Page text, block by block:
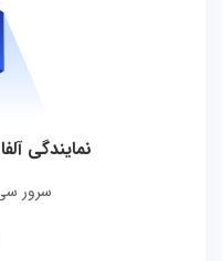
نمایندگی
سرور